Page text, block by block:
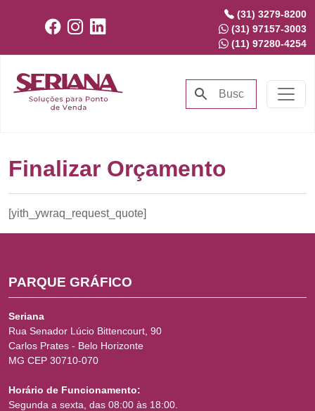
(31) 3279-8200
(31) 97157-3003
(11) 97280-4254
Finalizar Orçamento
[yith_ywraq_request_quote]
PARQUE GRÁFICO
Seriana
Rua Senador Lúcio Bittencourt, 90
Carlos Prates - Belo Horizonte
MG CEP 30710-070
Horário de Funcionamento:
Segunda a sexta, das 08:00 às 18:00.